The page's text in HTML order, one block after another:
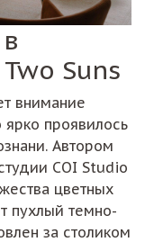
Suns
внимание
проявилось
Автором
COI Studio
цветных
пухлый темно-
за столиком